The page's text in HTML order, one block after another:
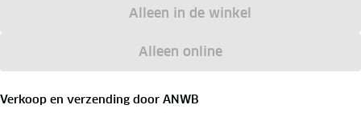
Alleen in de winkel
Alleen online
Verkoop en verzending door ANWB